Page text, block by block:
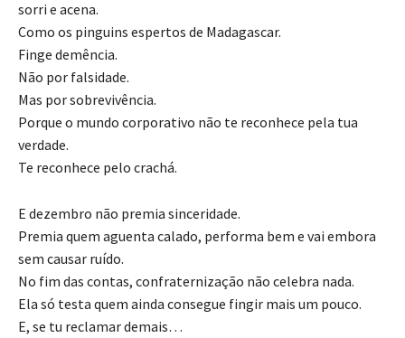
sorri e acena.
Como os pinguins espertos de Madagascar.
Finge demência.
Não por falsidade.
Mas por sobrevivência.
Porque o mundo corporativo não te reconhece pela tua
verdade.
Te reconhece pelo crachá.
E dezembro não premia sinceridade.
Premia quem aguenta calado, performa bem e vai embora
sem causar ruído.
No fim das contas, confraternização não celebra nada.
Ela só testa quem ainda consegue fingir mais um pouco.
E, se tu reclamar demais…